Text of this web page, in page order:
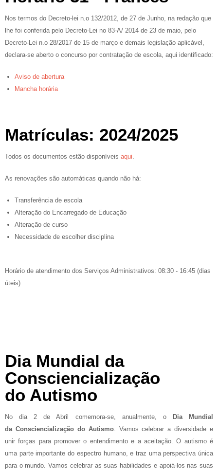
Nos termos do Decreto-lei n.o 132/2012, de 27 de Junho, na redação que
lhe foi conferida pelo Decreto-Lei no 83-A/ 2014 de 23 de maio, pelo
Decreto-Lei n.o 28/2017 de 15 de março e demais legislação aplicável,
declara-se aberto o concurso por contratação de escola, aqui identificado:
Aviso de abertura
Mancha horária
Matrículas: 2024/2025
Todos os documentos estão disponíveis aqui.
As renovações são automáticas quando não há:
Transferência de escola
Alteração do Encarregado de Educação
Alteração de curso
Necessidade de escolher disciplina
Horário de atendimento dos Serviços Administrativos: 08:30 - 16:45 (dias
úteis)
Dia Mundial da
Consciencialização
do Autismo
No dia 2 de Abril comemora-se, anualmente, o
Dia Mundial
da Consciencialização do Autismo. Vamos celebrar a diversidade e
unir forças para promover o entendimento e a aceitação. O autismo é
uma parte importante do espectro humano, e traz uma perspectiva única
para o mundo. Vamos celebrar as suas habilidades e apoiá-los nas suas